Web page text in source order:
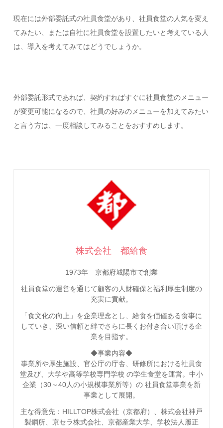
現在には外部委託式の社員食堂があり、社員食堂の人気を変え
てみたい、または自社に社員食堂を設置したいと考えている人
は、導入を考えてみてはどうでしょうか。
外部委託形式であれば、契約すればすぐに社員食堂のメニュー
が変更可能になるので、社員の好みのメニューを加えてみたい
と言う方は、一度相談してみることをおすすめします。
株式会社 都給食
1973年 京都府城陽市で創業
社員食堂の運営を通じて顧客の人財確保と福利厚生制度の
充実に貢献。
「食文化の向上」を企業理念とし、給食を価値ある食事に
していき、深い信頼と絆でさらに長くお付き合い頂ける企
業を目指す。
◆事業内容◆
事業所や厚生施設、官公庁の庁舎、研修所における社員食
堂及び、大学や高等学校専門学校 の学生食堂を運営。中小
企業（30～40人の小規模事業所等）の 社員食堂事業を新
事業として展開。
主な得意先：HILLTOP株式会社（京都府）、株式会社神戸
製鋼所、京セラ株式会社、京都産業大学、学校法人履正